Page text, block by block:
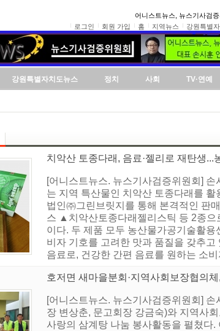
어니스트뉴스, 뉴스기사검
로그인
회원 가입 홈 지역뉴스 강원특별
강원특별자치도뉴스 정치 사회 TV·연예
치악산 토종다래, 음료·젤리로 재탄생...
[어니스트뉴스. 뉴스기사검증위원회]
는 지역 특산물인 치악산 토종다래를
법인㈜그린브릿지를 통해 본격적인 판
스 ▲치악산토종다래젤리스틱 등 2종으
이다. 두 제품 모두 농산물가공기술활
비자 기호를 고려한 맛과 품질을 갖추고
음료로, 건강한 간편 음료를 원하는 소
호저면 새마을분회·지역사회보장협의
[어니스트뉴스. 뉴스기사검증위원회]
장 변상춘, 문고회장 강금숙)와 지역사
사랑의 삼계탕 나눔 봉사활동을 펼쳤다